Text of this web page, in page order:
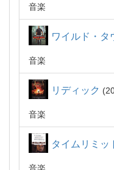
音楽
ワイルド・タ
音楽
リディック
音楽
タイムリミッ